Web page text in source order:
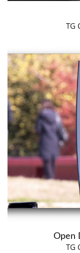
TG
Open
TG